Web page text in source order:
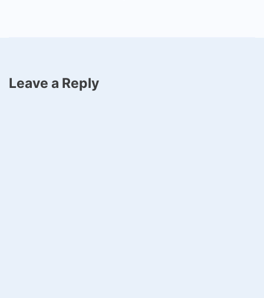
Leave a Reply